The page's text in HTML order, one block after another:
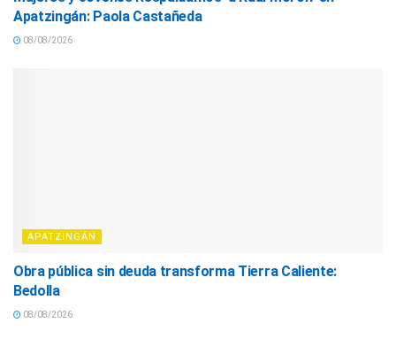
Apatzingán: Paola Castañeda
08/08/2026
APATZINGÁN
Obra pública sin deuda transforma Tierra Caliente:
Bedolla
08/08/2026